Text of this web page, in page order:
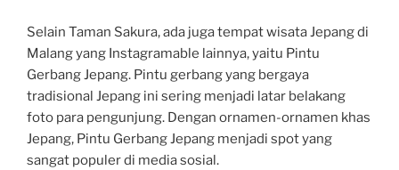
Selain Taman Sakura, ada juga tempat wisata Jepang di
Malang yang Instagramable lainnya, yaitu Pintu
Gerbang Jepang. Pintu gerbang yang bergaya
tradisional Jepang ini sering menjadi latar belakang
foto para pengunjung. Dengan ornamen-ornamen khas
Jepang, Pintu Gerbang Jepang menjadi spot yang
sangat populer di media sosial.